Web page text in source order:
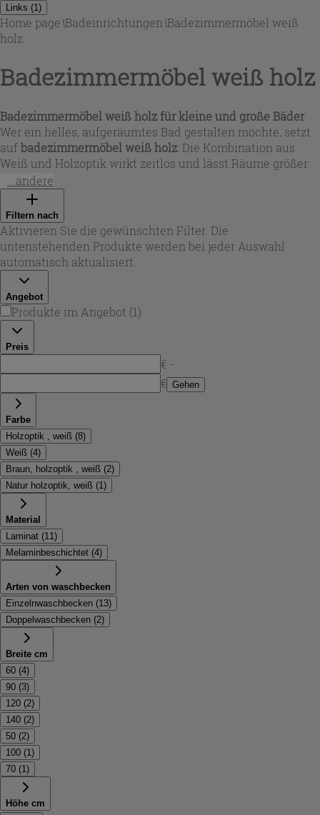
Links (1)
Home page\Badeinrichtungen \Badezimmermöbel weiß
holz
Badezimmermöbel weiß holz
Badezimmermöbel weiß holz für kleine und große Bäder
Wer ein helles, aufgeräumtes Bad gestalten möchte, setzt
auf badezimmermöbel weiß holz: Die Kombination aus
Weiß und Holzoptik wirkt zeitlos und lässt Räume größer
erscheinen. In dieser Auswahl finden Sie kompakte
Lösungen für Gäste-WCs sowie breite Varianten bis 140 cm
für Familienbäder. Viele Modelle sind wandhängend
konzipiert – ideal für eine leichte Bodenreinigung und
einen modernen Look – während auch freistehende
Ausführungen mit Beinen verfügbar sind, wenn Sie eine
klassische Stellvariante bevorzugen.
...andere
Filtern nach
Aktivieren Sie die gewünschten Filter. Die
untenstehenden Produkte werden bei jeder Auswahl
automatisch aktualisiert.
Angebot
Produkte im Angebot (1)
Preis
€ -
€ Gehen
Farbe
Holzoptik , weiß (8)
Weiß (4)
Braun, holzoptik , weiß (2)
Natur holzoptik, weiß (1 )
Material
Laminat (11 )
Melaminbeschichtet (4)
Arten von waschbecken
Einzelnwaschbecken (13)
Doppelwaschbecken (2)
Breite cm
60 (4)
90 (3)
120 (2)
140 (2)
50 (2)
100 (1 )
70 (1 )
Höhe cm